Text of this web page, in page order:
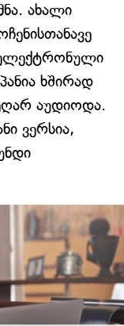
ახალი
ელექტრონული
ხშირად
აუდიოდა.
ვერსია,